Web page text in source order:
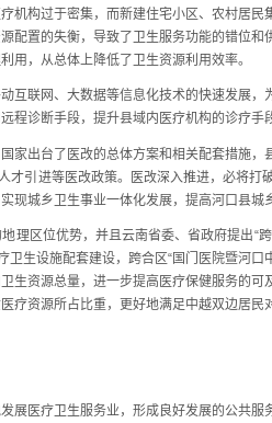
机构过于密集，而新建住宅小区、农村居
配置的失衡，导致了卫生服务功能的错位
用，从总体上降低了卫生资源利用效率。
联网、大数据等信息化技术的快速发展，
诊断手段，提升县域内医疗机构的诊疗手
出台了医改的总体方案和相关配套措施，
引进等医改政策。医改深入推进，必将打
现城乡卫生事业一体化发展，提高河口县城
区位优势，并且云南省委、省政府提出“
生设施配套建设，跨合区“国门医院暨河
生资源总量，进一步提高医疗保健服务的
资源所占比重，更好地满足中越双边居民
医疗卫生服务业，形成良好发展的公共服